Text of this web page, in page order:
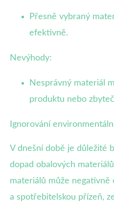
Přesně vybraný
efektivně.
Nevýhody:
Nesprávný materiál
produktu nebo
Ignorování
V dnešní době je důležité
dopad obalových
materiálů může
a spotřebitelskou přízeň,